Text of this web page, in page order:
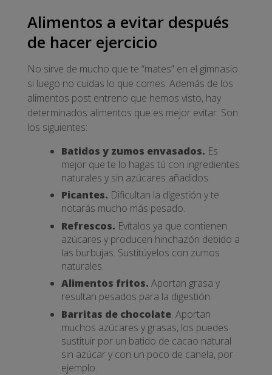
Alimentos a evitar después
de hacer ejercicio
No sirve de mucho que te “mates” en el gimnasio
si luego no cuidas lo que comes. Además de los
alimentos post entreno que hemos visto, hay
determinados alimentos que es mejor evitar. Son
los siguientes:
Batidos y zumos envasados. Es
mejor que te lo hagas tú con ingredientes
naturales y sin azúcares añadidos.
Picantes. Dificultan la digestión y te
notarás mucho más pesado.
Refrescos. Evítalos ya que contienen
azúcares y producen hinchazón debido a
las burbujas. Sustitúyelos con zumos
naturales.
Alimentos fritos. Aportan grasa y
resultan pesados para la digestión.
Barritas de chocolate. Aportan
muchos azúcares y grasas, los puedes
sustituir por un batido de cacao natural
sin azúcar y con un poco de canela, por
ejemplo.